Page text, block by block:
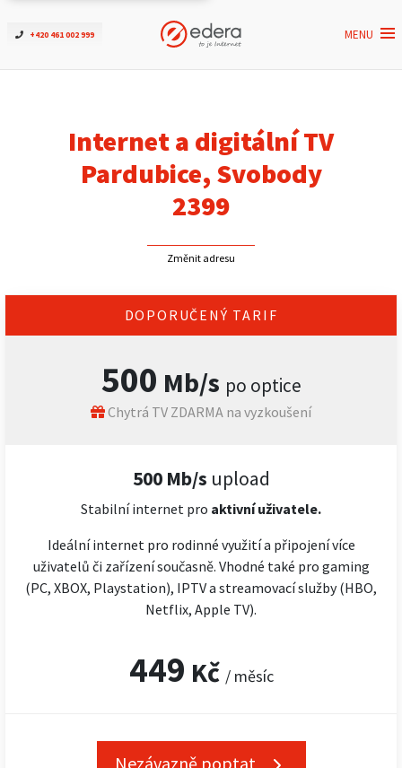
+420 461 002 999 MENU
Ověřit dostupnost
ČEZNET TV
Kontakt
Internet a digitální TV
Pardubice, Svobody
2399
Změnit adresu
DOPORUČENÝ TARIF
500 Mb/s po optice
Chytrá TV ZDARMA na vyzkoušení
500 Mb/s upload
Stabilní internet pro aktivní uživatele.
Ideální internet pro rodinné využití a připojení více
uživatelů či zařízení současně. Vhodné také pro gaming
(PC, XBOX, Playstation), IPTV a streamovací služby (HBO,
Netflix, Apple TV).
449 Kč / měsíc
Nezávazně poptat